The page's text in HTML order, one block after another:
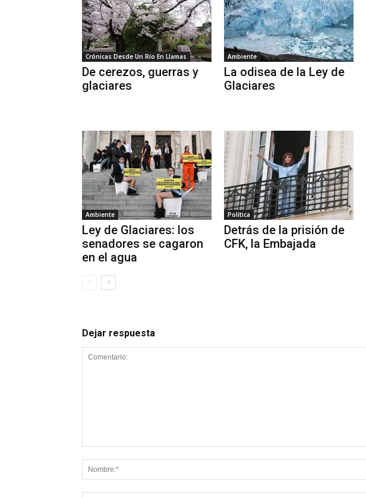
Crónicas Desde Un Río En Llamas
De cerezos, guerras y
glaciares
Ambiente
La odisea de la Ley de
Glaciares
Ambiente
Ley de Glaciares: los
senadores se cagaron
en el agua
Política
Detrás de la prisión de
CFK, la Embajada
Dejar respuesta